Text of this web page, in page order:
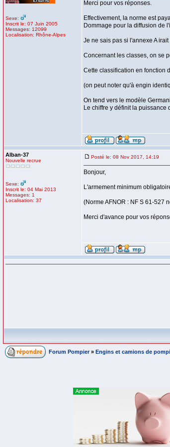
Sexe:
Inscrit le: 07 Juin 2005
Messages: 12099
Localisation: Rhône-Alpes
Merci pour vos réponses.
Effectivement, la norme est
Dommage pour la diffusion de
Je ne sais pas si l'annexe A
Concernant les classes, on se
Cette classification en fonction
(on peut noter qu'à engin
On tend vers le modèle
Le chiffre y définit la puissance
Alban-37
Nouvelle recrue
Sexe:
Inscrit le: 04 Mai 2013
Messages: 1
Localisation: 37
Posté le: 08 Nov 2017, 14:19
Bonjour,
L'armement minimum
(Norme AFNOR : NF S 61-527
Merci d'avance pour vos
Forum Pompier » Engins et camions de